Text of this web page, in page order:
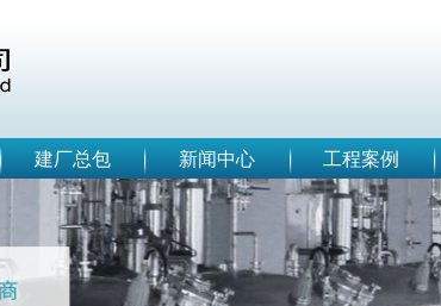
建厂总包 新闻中心 工程案例